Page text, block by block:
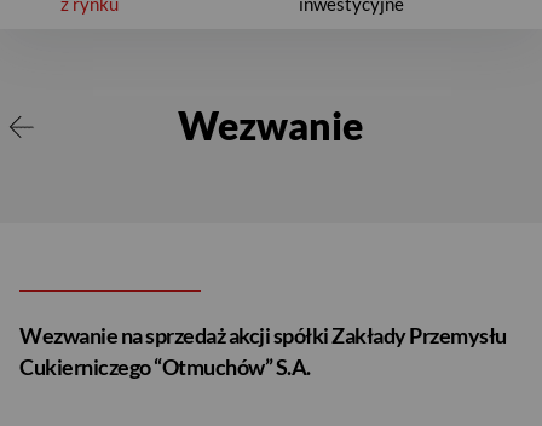
Wezwanie
Wezwanie na sprzedaż akcji spółki Zakłady Przemysłu
Cukierniczego “Otmuchów” S.A.